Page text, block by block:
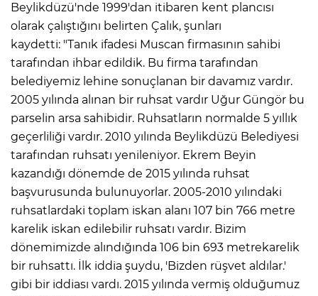
Beylikdüzü'nde 1999'dan itibaren kent plancısı
olarak çalıştığını belirten Çalık, şunları
kaydetti: "Tanık ifadesi Muscan firmasının sahibi
tarafından ihbar edildik. Bu firma tarafından
belediyemiz lehine sonuçlanan bir davamız vardır.
2005 yılında alınan bir ruhsat vardır Uğur Güngör bu
parselin arsa sahibidir. Ruhsatların normalde 5 yıllık
geçerliliği vardır. 2010 yılında Beylikdüzü Belediyesi
tarafından ruhsatı yenileniyor. Ekrem Beyin
kazandığı dönemde de 2015 yılında ruhsat
başvurusunda bulunuyorlar. 2005-2010 yılındaki
ruhsatlardaki toplam iskan alanı 107 bin 766 metre
karelik iskan edilebilir ruhsatı vardır. Bizim
dönemimizde alındığında 106 bin 693 metrekarelik
bir ruhsattı. İlk iddia şuydu, 'Bizden rüşvet aldılar.'
gibi bir iddiası vardı. 2015 yılında vermiş olduğumuz